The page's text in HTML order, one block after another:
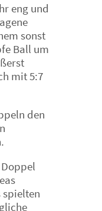
eng und
sonst
Ball um
mit 5:7
den
spielten